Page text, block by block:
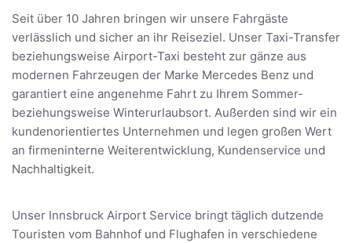
Seit über 10 Jahren bringen wir unsere Fahrgäste
verlässlich und sicher an ihr Reiseziel. Unser Taxi-Transfer
beziehungsweise Airport-Taxi besteht zur gänze aus
modernen Fahrzeugen der Marke Mercedes Benz und
garantiert eine angenehme Fahrt zu Ihrem Sommer-
beziehungsweise Winterurlaubsort. Außerden sind wir ein
kundenorientiertes Unternehmen und legen großen Wert
an firmeninterne Weiterentwicklung, Kundenservice und
Nachhaltigkeit.
Unser Innsbruck Airport Service bringt täglich dutzende
Touristen vom Bahnhof und Flughafen in verschiedene